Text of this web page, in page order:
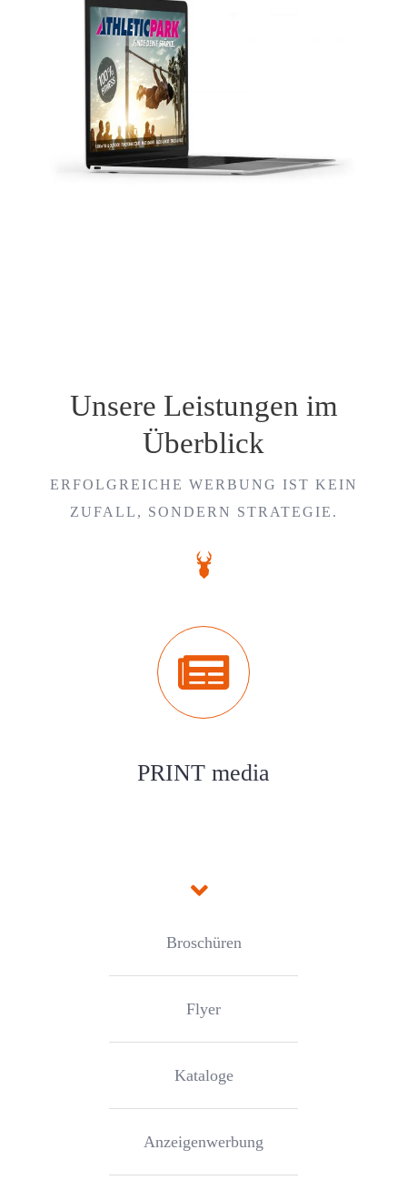
Unsere Leistungen im
Überblick
ERFOLGREICHE WERBUNG IST KEIN
ZUFALL, SONDERN STRATEGIE.
PRINT media
Broschüren
Flyer
Kataloge
Anzeigenwerbung